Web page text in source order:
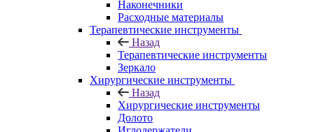
Наконечники
Расходные материалы
Терапевтические инструменты
Назад
Терапевтические инструменты
Зеркало
Хирургические инструменты
Назад
Хирургические инструменты
Долото